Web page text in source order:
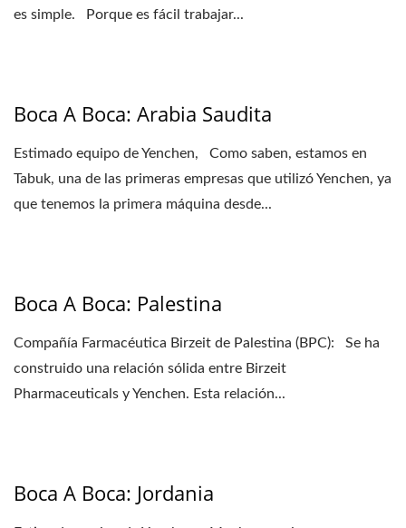
es simple. Porque es fácil trabajar...
Boca A Boca: Arabia Saudita
Estimado equipo de Yenchen, Como saben, estamos en
Tabuk, una de las primeras empresas que utilizó Yenchen, ya
que tenemos la primera máquina desde...
Boca A Boca: Palestina
Compañía Farmacéutica Birzeit de Palestina (BPC): Se ha
construido una relación sólida entre Birzeit
Pharmaceuticals y Yenchen. Esta relación...
Boca A Boca: Jordania